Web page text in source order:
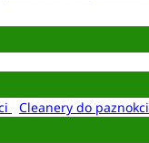
Cleanery do paznokci